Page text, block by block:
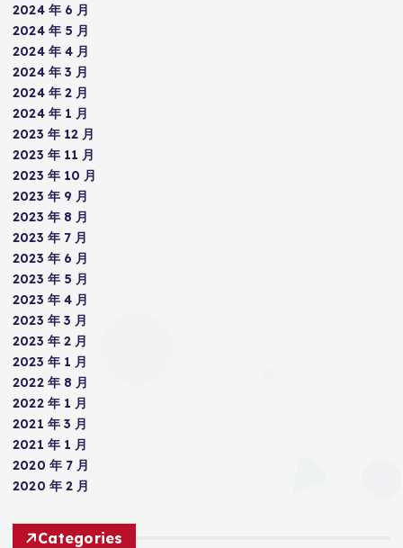
2024 年 6 月
2024 年 5 月
2024 年 4 月
2024 年 3 月
2024 年 2 月
2024 年 1 月
2023 年 12 月
2023 年 11 月
2023 年 10 月
2023 年 9 月
2023 年 8 月
2023 年 7 月
2023 年 6 月
2023 年 5 月
2023 年 4 月
2023 年 3 月
2023 年 2 月
2023 年 1 月
2022 年 8 月
2022 年 1 月
2021 年 3 月
2021 年 1 月
2020 年 7 月
2020 年 2 月
Categories